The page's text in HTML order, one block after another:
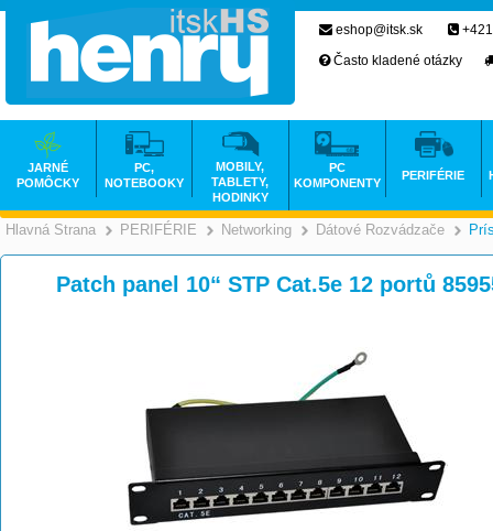
Hlavná Strana >
PERIFÉRIE >
Networking >
Dátové Rozvádzače
Patch panel 10“ STP Cat.5e 12 portů
eshop@itsk.sk
Často kladené otázky
JARNÉ
POMÔCKY
PC,
NOTEBOOKY
MOBILY,
TABLETY,
HODINKY
PC
KOMPONENTY
PERIFÉRIE